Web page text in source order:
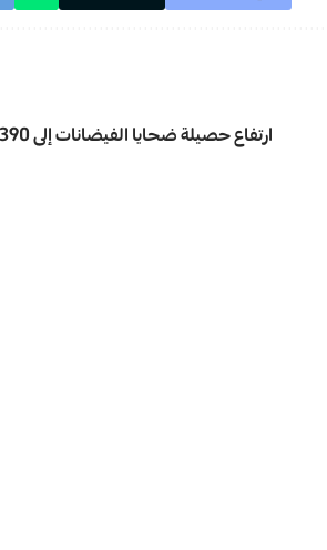
ارتفاع حصيلة ضحايا الفيضانات إلى 390 شخصا